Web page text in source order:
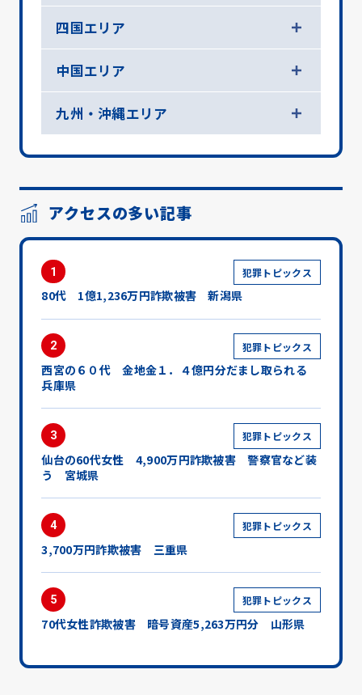
四国エリア
中国エリア
九州・沖縄エリア
アクセスの多い記事
1 犯罪トピックス
80代 1億1,236万円詐欺被害 新潟県
2 犯罪トピックス
西宮の６０代 金地金１．４億円分だまし取られる
兵庫県
3 犯罪トピックス
仙台の60代女性 4,900万円詐欺被害 警察官など装
う 宮城県
4 犯罪トピックス
3,700万円詐欺被害 三重県
5 犯罪トピックス
70代女性詐欺被害 暗号資産5,263万円分 山形県